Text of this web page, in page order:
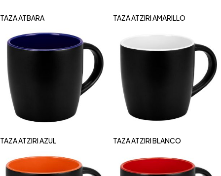
TAZA ATBARA TAZA ATZIRI AMARILLO
TAZA ATZIRI AZUL TAZA ATZIRI BLANCO